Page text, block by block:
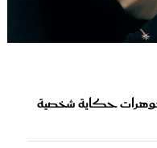
حكاية شخصية